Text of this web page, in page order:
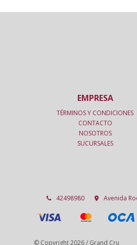
42498980 Avenida
EMPRESA
TÉRMINOS Y CONDICIONES
CONTACTO
NOSOTROS
SUCURSALES
© Copyright 2026 / Grand Cru